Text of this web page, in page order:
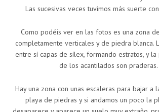
Las sucesivas veces tuvimos más suerte
Como podéis ver en las fotos es una zona
completamente verticales y de piedra blanca.
entre sí capas de sílex, formando estratos, y
de los acantilados son praderas.
Hay una zona con unas escaleras para bajar a
playa de piedras y si andamos un poco la